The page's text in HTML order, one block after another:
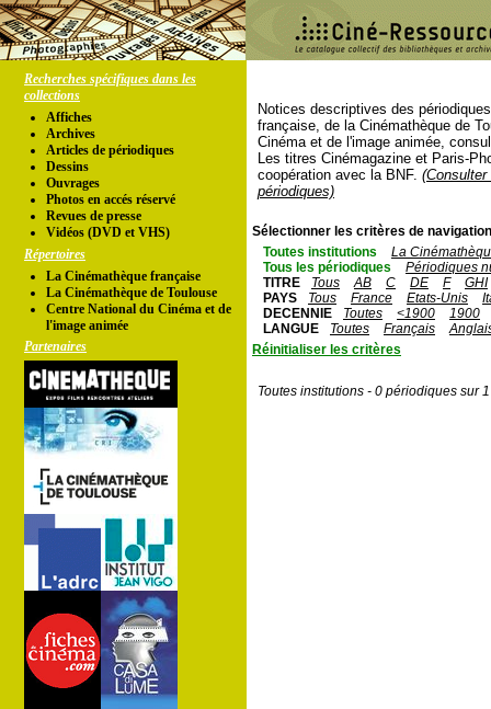
Recherches spécifiques dans les
collections
Affiches
Archives
Articles de périodiques
Dessins
Ouvrages
Photos en accés réservé
Revues de presse
Vidéos (DVD et VHS)
Répertoires
La Cinémathèque française
La Cinémathèque de Toulouse
Centre National du Cinéma et de
l'image animée
Partenaires
Notices descriptives des
française, de la Cinémathèque de
Cinéma et de l'image animée,
Les titres Cinémagazine et Paris-
coopération avec la BNF.
périodiques)
Sélectionner les critères de
Toutes institutions
La
Tous les périodiques
Périodiques
TITRE
Tous AB C DE F
GHI
PAYS
Tous France Etats-Unis
DECENNIE
Toutes <1900
1900
LANGUE
Toutes Français
Réinitialiser les critères
Toutes institutions - 0 périodiques sur